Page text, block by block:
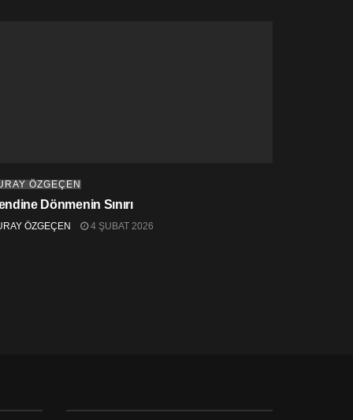
ÖZGEÇEN
Dönmenin Sınırı
ÖZGEÇEN 4 ŞUBAT 2026